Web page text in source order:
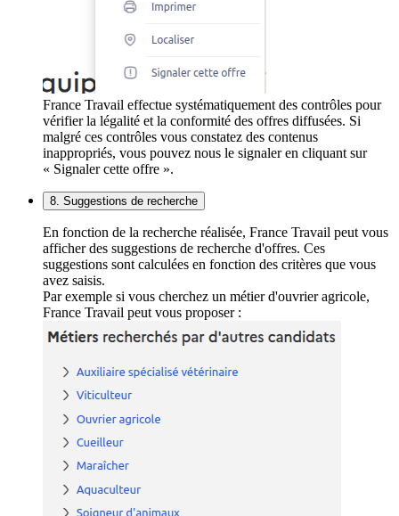
France Travail effectue systématiquement des contrôles pour
vérifier la légalité et la conformité des offres diffusées. Si
malgré ces contrôles vous constatez des contenus
inappropriés, vous pouvez nous le signaler en cliquant sur
« Signaler cette offre ».
8. Suggestions de recherche
En fonction de la recherche réalisée, France Travail peut vous
afficher des suggestions de recherche d'offres. Ces
suggestions sont calculées en fonction des critères que vous
avez saisis.
Par exemple si vous cherchez un métier d'ouvrier agricole,
France Travail peut vous proposer :